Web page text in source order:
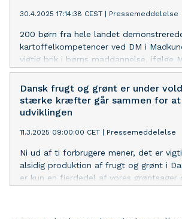
30.4.2025 17:14:38 CEST | Pressemeddelelse
200 børn fra hele landet
kartoffelkompetencer ved DM i
vigtig brik i børns maddannelse, ifølge
direktør Judith Kyst.
Dansk frugt og grønt er under
stærke kræfter går sammen for at
udviklingen
11.3.2025 09:00:00 CET | Pressemeddelelse
Ni ud af ti forbrugere mener, det er
alsidig produktion af frugt og grønt i
er kun en fjerdedel af vores grøntsager